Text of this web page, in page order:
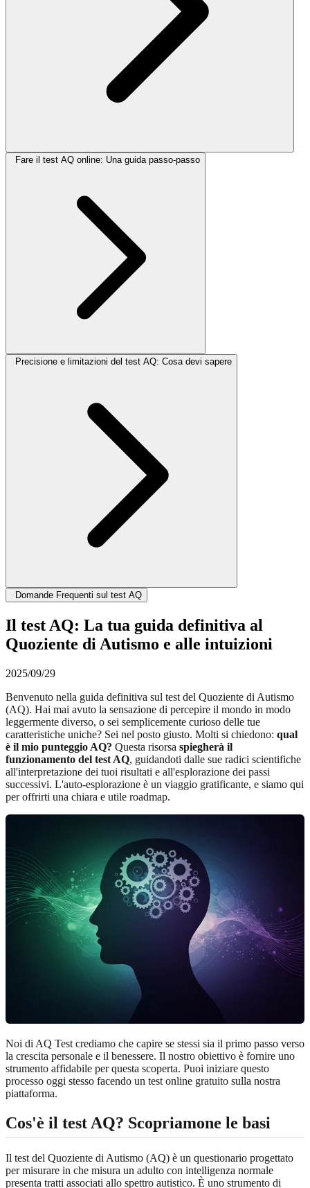
Fare il test AQ online: Una guida passo-passo
Precisione e limitazioni del test AQ: Cosa devi sapere
Domande Frequenti sul test AQ
Il test AQ: La tua guida definitiva al
Quoziente di Autismo e alle intuizioni
2025/09/29
Benvenuto nella guida definitiva sul test del Quoziente di Autismo
(AQ). Hai mai avuto la sensazione di percepire il mondo in modo
leggermente diverso, o sei semplicemente curioso delle tue
caratteristiche uniche? Sei nel posto giusto. Molti si chiedono: qual
è il mio punteggio AQ? Questa risorsa spiegherà il
funzionamento del test AQ, guidandoti dalle sue radici scientifiche
all'interpretazione dei tuoi risultati e all'esplorazione dei passi
successivi. L'auto-esplorazione è un viaggio gratificante, e siamo qui
per offrirti una chiara e utile roadmap.
Noi di AQ Test crediamo che capire se stessi sia il primo passo verso
la crescita personale e il benessere. Il nostro obiettivo è fornire uno
strumento affidabile per questa scoperta. Puoi iniziare questo
processo oggi stesso facendo un test online gratuito sulla nostra
piattaforma.
Cos'è il test AQ? Scopriamone le basi
Il test del Quoziente di Autismo (AQ) è un questionario progettato
per misurare in che misura un adulto con intelligenza normale
presenta tratti associati allo spettro autistico. È uno strumento di